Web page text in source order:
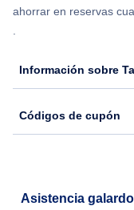
Flights from Nueva
ahorrar en reservas
.
Información sobre
Códigos de cupón
Asistencia